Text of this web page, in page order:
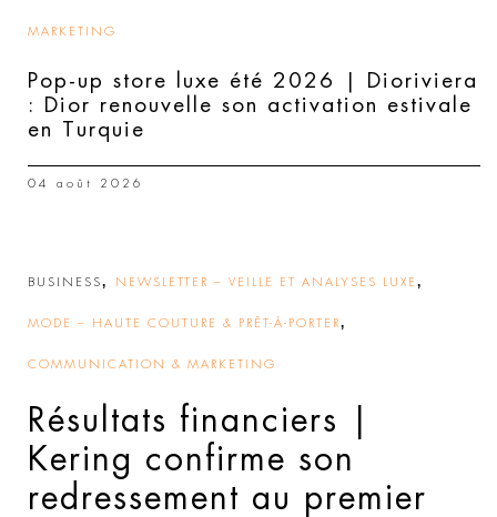
MARKETING
Pop-up store luxe été 2026 | Dioriviera
: Dior renouvelle son activation estivale
en Turquie
04 août 2026
BUSINESS, NEWSLETTER – VEILLE ET ANALYSES LUXE ,
MODE – HAUTE COUTURE & PRÊT-À-PORTER,
COMMUNICATION & MARKETING
Résultats financiers |
Kering confirme son
redressement au premier